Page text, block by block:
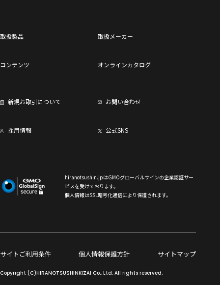
取扱製品 取扱メーカー
コンテンツ オンラインカタログ
新規お取引について お問い合わせ
採用情報 公式SNS
hiranotsushin.jpはGMOグローバルサインの企業認証サー
ビスを受けております。
個人情報はSSL暗号化通信により保護されます。
サイトご利用条件 個人情報保護方針 サイトマップ
Copyright (C)HIRANOTSUSHINKIZAI Co., Ltd. All rights reserved.